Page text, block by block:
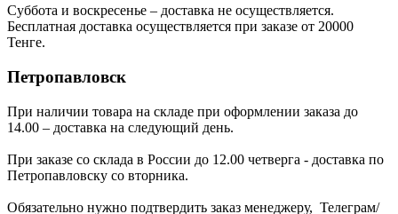
Суббота и воскресенье – доставка не осуществляется.
Бесплатная доставка осуществляется при заказе от 20000
Тенге.
Петропавловск
При наличии товара на складе при оформлении заказа до
14.00 – доставка на следующий день.
При заказе со склада в России до 12.00 четверга - доставка по
Петропавловску со вторника.
Обязательно нужно подтвердить заказ менеджеру, Телеграм/